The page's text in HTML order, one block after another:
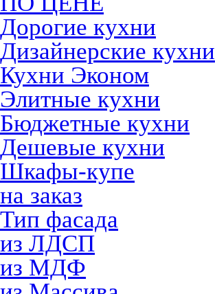
Дорогие кухни
Дизайнерские кухни
Кухни Эконом
Элитные кухни
Бюджетные кухни
Дешевые кухни
Шкафы-купе
на заказ
Тип фасада
из ЛДСП
из МДФ